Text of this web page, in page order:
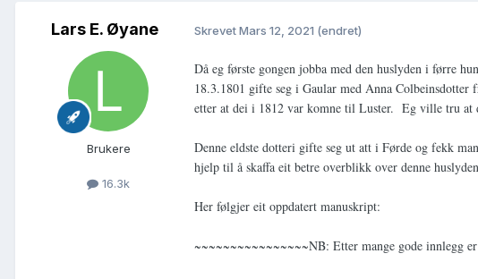
Lars E. Øyane
Brukere
16.3k
SkrevetMars 12, 2021 (endret)
Då eg første gongen jobba med den huslyden i førre
18.3.1801 gifte seg i Gaular med Anna
etter at dei i 1812 var komne til Luster. Eg ville tru at
Denne eldste dotteri gifte seg ut att i Førde og fekk
hjelp til å skaffa eit betre overblikk over denne
Her følgjer eit oppdatert manuskript:
~~~~~~~~~~~~~~~~NB: Etter mange gode innlegg